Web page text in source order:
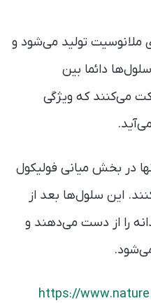
ملانوسیت تولید می‌شود و
دائما بین
می‌کنند که ویژگی
در بخش میانی فولیکول
این سلول‌ها بعد از
را از دست می‌دهند و
https://